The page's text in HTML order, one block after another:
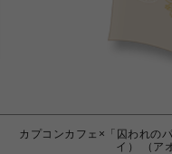
カプコンカフェ×「囚われの
イ） （ア